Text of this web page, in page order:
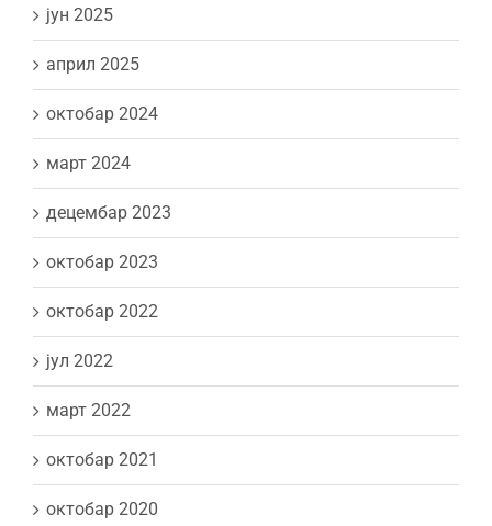
јун 2025
април 2025
октобар 2024
март 2024
децембар 2023
октобар 2023
октобар 2022
јул 2022
март 2022
октобар 2021
октобар 2020